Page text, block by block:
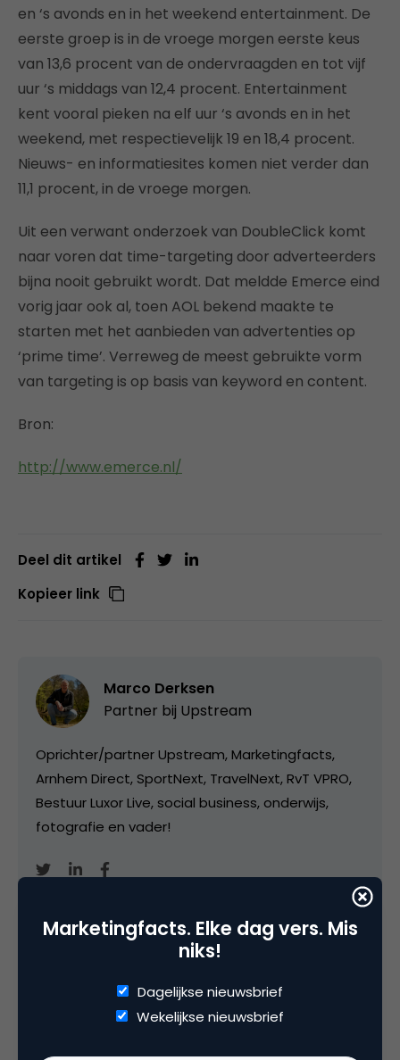
en ‘s avonds en in het weekend entertainment. De
eerste groep is in de vroege morgen eerste keus
van 13,6 procent van de ondervraagden en tot vijf
uur ‘s middags van 12,4 procent. Entertainment
kent vooral pieken na elf uur ‘s avonds en in het
weekend, met respectievelijk 19 en 18,4 procent.
Nieuws- en informatiesites komen niet verder dan
11,1 procent, in de vroege morgen.
Uit een verwant onderzoek van DoubleClick komt
naar voren dat time-targeting door adverteerders
bijna nooit gebruikt wordt. Dat meldde Emerce eind
vorig jaar ook al, toen AOL bekend maakte te
starten met het aanbieden van advertenties op
‘prime time’. Verreweg de meest gebruikte vorm
van targeting is op basis van keyword en content.
Bron:
http://www.emerce.nl/
Deel dit artikel
Kopieer link
Marco Derksen
Partner bij Upstream
Oprichter/partner Upstream, Marketingfacts,
Arnhem Direct, SportNext, TravelNext, RvT VPRO,
Bestuur Luxor Live, social business, onderwijs,
fotografie en vader!
Marketingfacts. Elke dag vers. Mis
niks!
Dagelijkse nieuwsbrief
Wekelijkse nieuwsbrief